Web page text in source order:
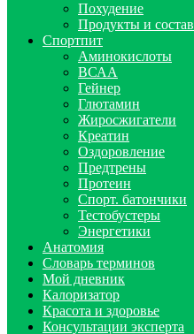
Похудение
Продукты и состав
Спортпит
Аминокислоты
ВСАА
Гейнер
Глютамин
Жиросжигатели
Креатин
Оздоровление
Предтрены
Протеин
Спорт. батончики
Тестобустеры
Энергетики
Анатомия
Словарь терминов
Мой дневник
Калоризатор
Красота и здоровье
Консультации эксперта